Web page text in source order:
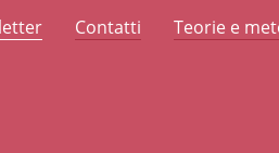
Contatti Teorie e